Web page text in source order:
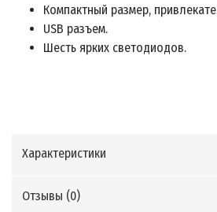
Компактный размер,
USB разъем.
Шесть ярких светодиодов.
Характеристики
Отзывы (0)